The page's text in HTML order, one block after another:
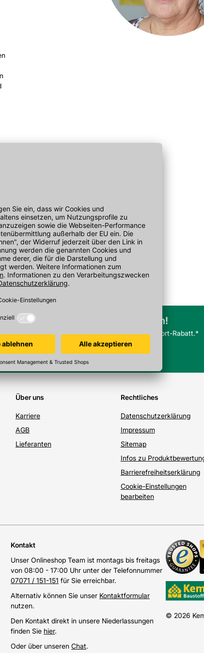
Newsletter abonnieren!
Sie bei Ihrer nächsten Bestellung 10€ Sofort-Rabatt.*
Newsletter abonnieren
Warenwert von 200€
Über uns
Karriere
AGB
Lieferanten
Rechtliches
Datenschutzerklärung
Impressum
Sitemap
Infos zu
Barrierefreiheitserklärung
Cookie-Einstellungen
bearbeiten
Kontakt
Unser Onlineshop Team ist montags bis freitags
von 08:00 - 17:00 Uhr unter der Telefonnummer
07071 / 151-151 für Sie erreichbar.
Alternativ können Sie unser Kontaktformular
nutzen.
Den Kontakt direkt in unsere Niederlassungen
finden Sie hier.
Oder über unseren Chat.
© 2026